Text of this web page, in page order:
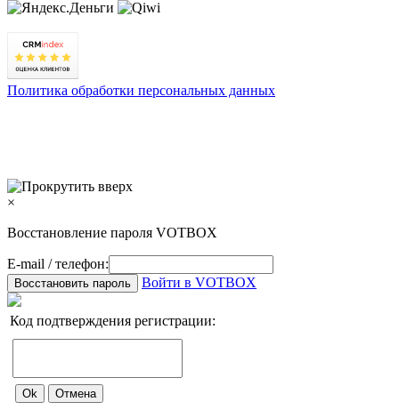
Политика обработки персональных данных
×
Восстановление пароля VOTBOX
E-mail / телефон:
Войти в VOTBOX
Код подтверждения регистрации: